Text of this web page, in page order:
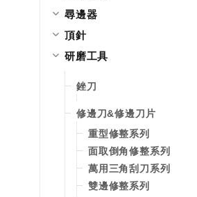
尋邊器
頂針
研磨工具
銼刀
修邊刀&修邊刀片
重型修整系列
面取倒角修整系列
萬用三角刮刀系列
雙邊修整系列